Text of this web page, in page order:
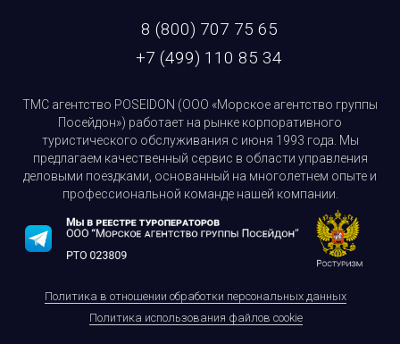
8 (800) 707 75 65
+7 (499) 110 85 34
ТМС агентство POSEIDON (ООО «Морское агентство группы
Посейдон») работает на рынке корпоративного
туристического обслуживания с июня 1993 года. Мы
предлагаем качественный сервис в области управления
деловыми поездками, основанный на многолетнем опыте и
профессиональной команде нашей компании.
Политика в отношении обработки персональных данных
Политика использования файлов cookie